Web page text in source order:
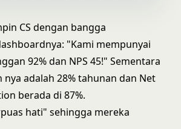
CS dengan bangga
"Kami mempunyai
92% dan NPS 45!" Sementara
adalah 28% tahunan dan Net
berada di 87%.
hati" sehingga mereka